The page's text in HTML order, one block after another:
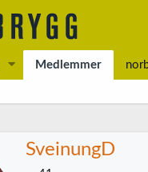
Medlemmer
SveinungD